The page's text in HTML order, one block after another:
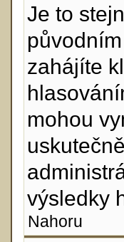
Je to
zahájíte
mohou
výsledky
Nahoru